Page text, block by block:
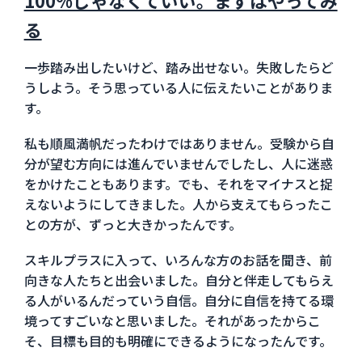
る
一歩踏み出したいけど、踏み出せない。失敗したらど
うしよう。そう思っている人に伝えたいことがありま
す。
私も順風満帆だったわけではありません。受験から自
分が望む方向には進んでいませんでしたし、人に迷惑
をかけたこともあります。でも、それをマイナスと捉
えないようにしてきました。人から支えてもらったこ
との方が、ずっと大きかったんです。
スキルプラスに入って、いろんな方のお話を聞き、前
向きな人たちと出会いました。自分と伴走してもらえ
る人がいるんだっていう自信。自分に自信を持てる環
境ってすごいなと思いました。それがあったからこ
そ、目標も目的も明確にできるようになったんです。